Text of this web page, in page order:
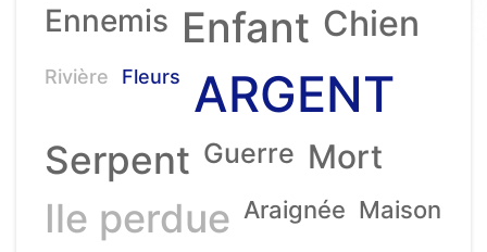
Ennemis Enfant Chien
Rivière Fleurs ARGENT
Serpent Guerre Mort
Ile perdue Araignée Maison